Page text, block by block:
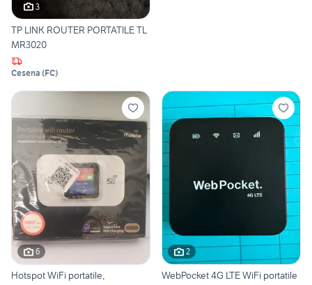
3
TP LINK ROUTER PORTATILE TL
MR3020
Cesena (FC)
6
Hotspot WiFi portatile,
2
WebPocket 4G LTE WiFi portatile